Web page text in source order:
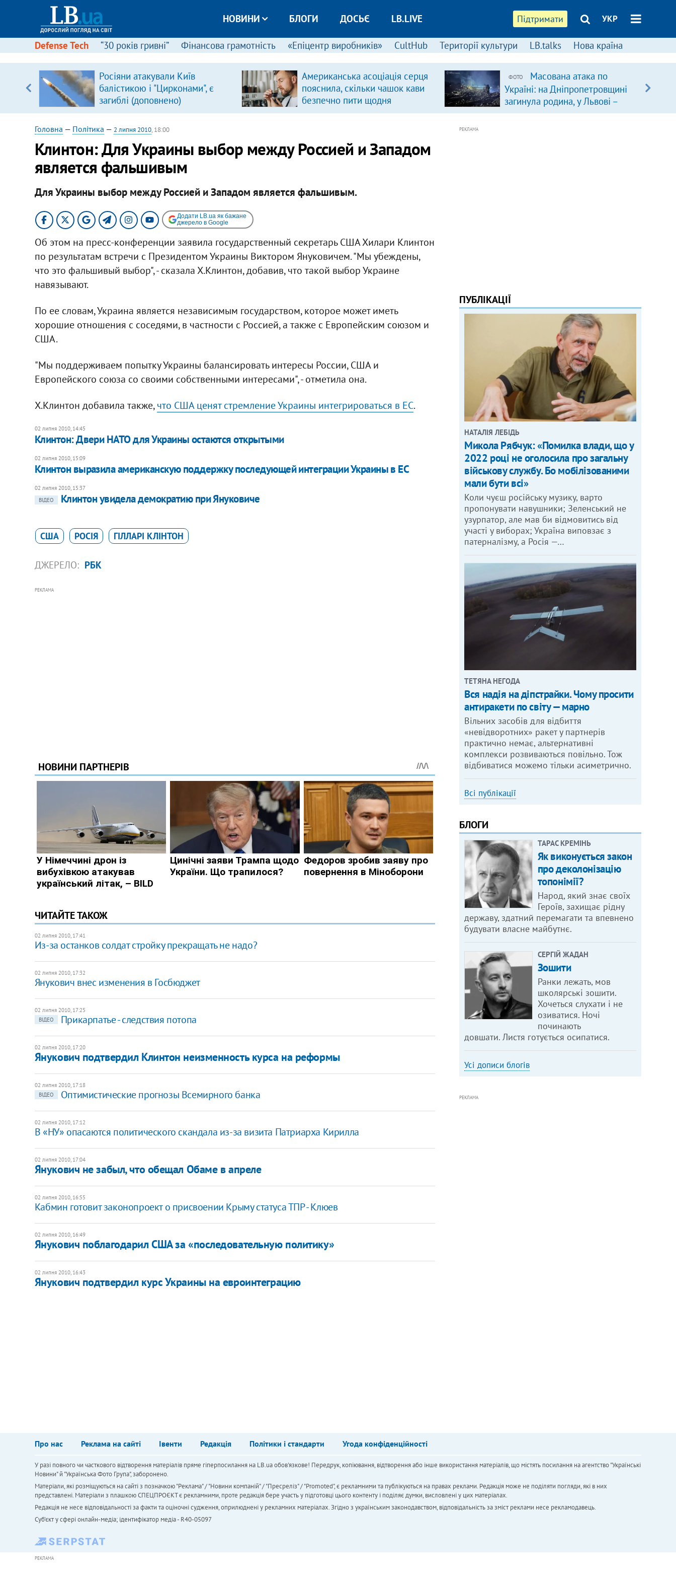
Підтримати УКР
НОВИНИ БЛОГИ ДОСЬЄ LB.LIVE
Defense Tech “30 років гривні” Фінансова грамотність «Епіцентр виробників» CultHub Території культури LB.talks Нова країна
Росіяни атакували Київ
балістикою і "Цирконами", є
загиблі (доповнено)
Американська асоціація серця
пояснила, скільки чашок кави
безпечно пити щодня
ФОТО
Масована атака по
Україні: на Дніпропетровщині
загинула родина, у Львові –
удар по багатоповерхівках
Головна — Політика — 2 липня 2010, 18:00
Клинтон: Для Украины выбор между Россией и Западом
является фальшивым
Для Украины выбор между Россией и Западом является фальшивым.
Додати LB.ua як бажане
джерело в Google
Об этом на пресс-конференции заявила государственный секретарь США Хилари Клинтон
по результатам встречи с Президентом Украины Виктором Януковичем. "Мы убеждены,
что это фальшивый выбор", - сказала Х.Клинтон, добавив, что такой выбор Украине
навязывают.
По ее словам, Украина является независимым государством, которое может иметь
хорошие отношения с соседями, в частности с Россией, а также с Европейским союзом и
США.
"Мы поддерживаем попытку Украины балансировать интересы России, США и
Европейского союза со своими собственными интересами", - отметила она.
Х.Клинтон добавила также,что США ценят стремление Украины интегрироваться в ЕС.
02 липня 2010, 14:45
Клинтон: Двери НАТО для Украины остаются открытыми
02 липня 2010, 15:09
Клинтон выразила американскую поддержку последующей интеграции Украины в ЕС
02 липня 2010, 15:37
ВІДЕО
Клинтон увидела демократию при Януковиче
США РОСІЯ ГІЛЛАРІ КЛІНТОН
ДЖЕРЕЛО: РБК
РЕКЛАМА
ЧИТАЙТЕ ТАКОЖ
02 липня 2010, 17:41
Из-за останков солдат стройку прекращать не надо?
02 липня 2010, 17:32
Янукович внес изменения в Госбюджет
02 липня 2010, 17:25
ВІДЕО
Прикарпатье - следствия потопа
02 липня 2010, 17:20
Янукович подтвердил Клинтон неизменность курса на реформы
02 липня 2010, 17:18
ВІДЕО
Оптимистические прогнозы Всемирного банка
02 липня 2010, 17:12
В «НУ» опасаются политического скандала из-за визита Патриарха Кирилла
02 липня 2010, 17:04
Янукович не забыл, что обещал Обаме в апреле
02 липня 2010, 16:55
Кабмин готовит законопроект о присвоении Крыму статуса ТПР - Клюев
02 липня 2010, 16:49
Янукович поблагодарил США за «последовательную политику»
02 липня 2010, 16:43
Янукович подтвердил курс Украины на евроинтеграцию
РЕКЛАМА
ПУБЛІКАЦІЇ
НАТАЛІЯ ЛЕБІДЬ
Микола Рябчук: «Помилка влади, що у
2022 році не оголосила про загальну
військову службу. Бо мобілізованими
мали бути всі»
Коли чуєш російську музику, варто
пропонувати навушники; Зеленський не
узурпатор, але мав би відмовитись від
участі у виборах; Україна виповзає з
патерналізму, а Росія —…
ТЕТЯНА НЕГОДА
Вся надія на діпстрайки. Чому просити
антиракети по світу — марно
Вільних засобів для відбиття
«невідворотних» ракет у партнерів
практично немає, альтернативні
комплекси розвиваються повільно. Тож
відбиватися можемо тільки асиметрично.
Всі публікації
БЛОГИ
ТАРАС КРЕМІНЬ
Як виконується закон
про деколонізацію
топонімії?
Народ, який знає своїх
Героїв, захищає рідну
державу, здатний перемагати та впевнено
будувати власне майбутнє.
СЕРГІЙ ЖАДАН
Зошити
Ранки лежать, мов
школярські зошити.
Хочеться слухати і не
озиватися. Ночі
починають
довшати. Листя готується осипатися.
Усі дописи блогів
РЕКЛАМА
Про нас Реклама на сайті Івенти Редакція Політики і стандарти Угода конфіденційності
У разі повного чи часткового відтворення матеріалів пряме гіперпосилання на LB.ua обов'язкове! Передрук, копіювання, відтворення або інше використання матеріалів, що містять посилання на агентство "Українськi
Новини" й "Українська Фото Група", заборонено.
Матеріали, які розміщуються на сайті з позначкою "Реклама" / "Новини компаній" / "Пресреліз" / "Promoted", є рекламними та публікуються на правах реклами. Редакція може не поділяти погляди, які в них
представлені. Матеріали з плашкою СПЕЦПРОЄКТ є рекламними, проте редакція бере участь у підготовці цього контенту і поділяє думки, висловлені у цих матеріалах.
Редакція не несе відповідальності за факти та оціночні судження, оприлюднені у рекламних матеріалах. Згідно з українським законодавством, відповідальність за зміст реклами несе рекламодавець.
Cуб'єкт у сфері онлайн-медіа; ідентифікатор медіа - R40-05097
РЕКЛАМА